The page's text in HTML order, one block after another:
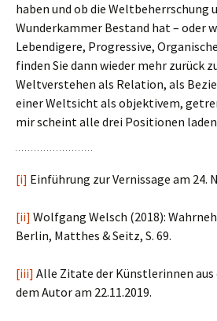
haben und ob die Weltbeherrschung
Wunderkammer Bestand hat – oder
Lebendigere, Progressive,
finden Sie dann wieder mehr zurück
Weltverstehen als Relation, als
einer Weltsicht als objektivem,
mir scheint alle drei Positionen laden
[i] Einführung zur Vernissage am 24.
[ii] Wolfgang Welsch (2018):
Berlin, Matthes & Seitz, S. 69.
[iii] Alle Zitate der Künstlerinnen aus
dem Autor am 22.11.2019.